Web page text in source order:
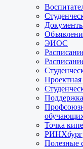
ЭИОС
Проектная
Точка
РИНХбург
Полезные